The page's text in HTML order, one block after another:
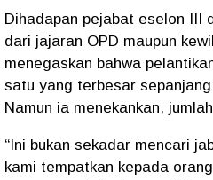
Dihadapan pejabat eselon III
dari jajaran OPD maupun
menegaskan bahwa
satu yang terbesar
Namun ia menekankan,
“Ini bukan sekadar mencari
kami tempatkan kepada